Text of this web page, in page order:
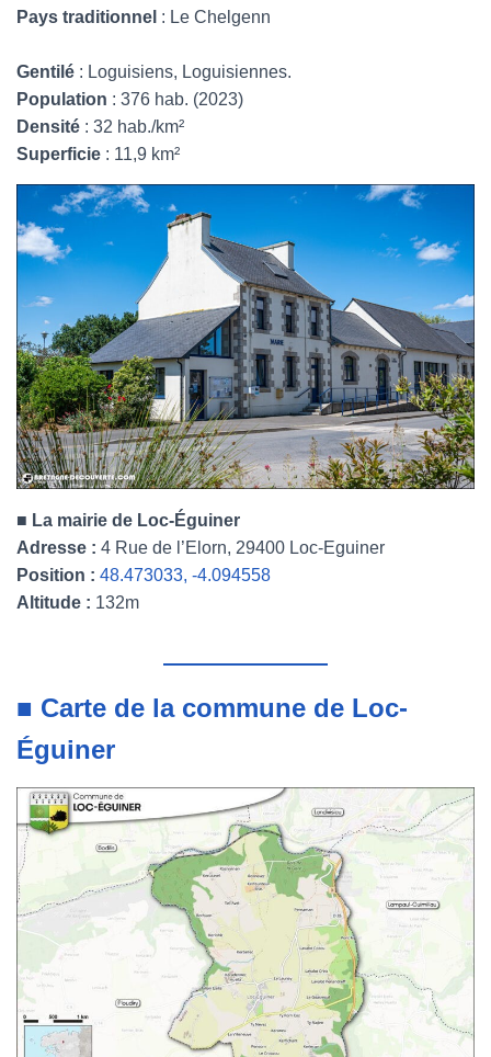
Pays traditionnel : Le Chelgenn
Gentilé : Loguisiens, Loguisiennes.
Population : 376 hab. (2023)
Densité : 32 hab./km²
Superficie : 11,9 km²
■ La mairie de Loc-Éguiner
Adresse : 4 Rue de l’Elorn, 29400 Loc-Eguiner
Position : 48.473033, -4.094558
Altitude : 132m
■ Carte de la commune de Loc-
Éguiner